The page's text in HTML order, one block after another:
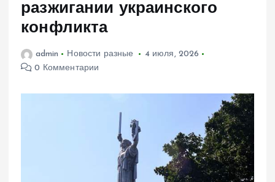
разжигании украинского
конфликта
admin Новости разные
4 июля, 2026
0 Комментарии